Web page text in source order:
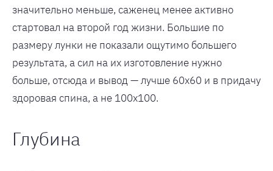
значительно меньше, саженец менее активно
стартовал на второй год жизни. Большие по
размеру лунки не показали ощутимо большего
результата, а сил на их изготовление нужно
больше, отсюда и вывод — лучше 60х60 и в придачу
здоровая спина, а не 100х100.
Глубина